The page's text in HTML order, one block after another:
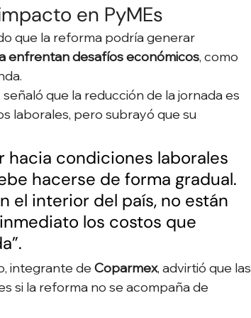
en PyMEs
que la reforma podría generar
enfrentan desafíos económicos, como
señaló que la reducción de la jornada es
laborales, pero subrayó que su
hacia condiciones laborales
hacerse de forma gradual.
el interior del país, no están
los costos que
integrante de Coparmex, advirtió que las
si la reforma no se acompaña de